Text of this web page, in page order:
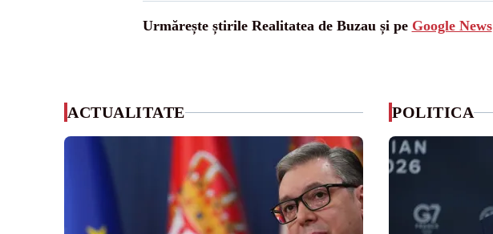
Urmărește știrile Realitatea de Buzau și pe Google News
ACTUALITATE POLITICA